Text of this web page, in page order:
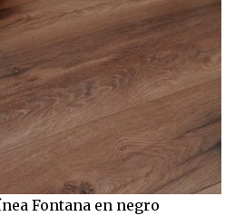
Fontana en negro